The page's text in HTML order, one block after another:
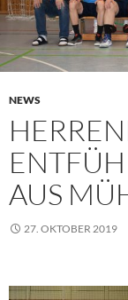
NEWS
AUS
27. OKTOBER 2019